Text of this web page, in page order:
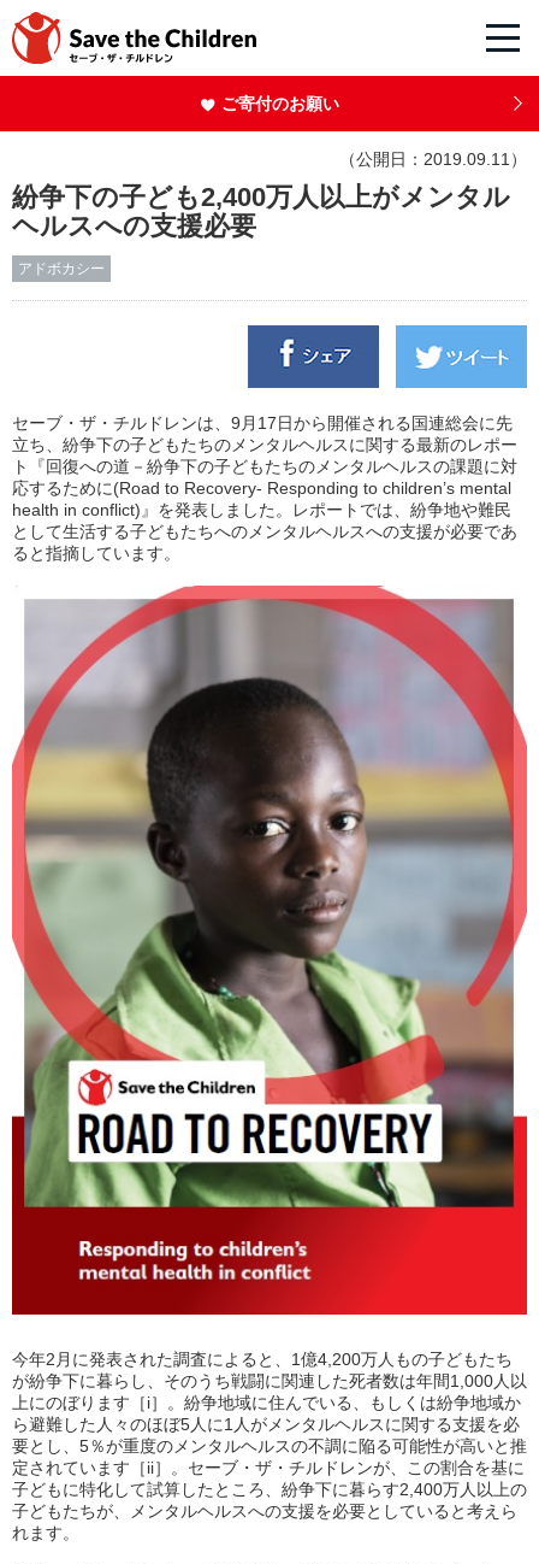
ご寄付のお願い
（公開日：2019.09.11）
紛争下の子ども2,400万人以上がメンタル
ヘルスへの支援必要
アドボカシー
セーブ・ザ・チルドレンは、9月17日から開催される国連総会に先
立ち、紛争下の子どもたちのメンタルヘルスに関する最新のレポー
ト『回復への道－紛争下の子どもたちのメンタルヘルスの課題に対
応するために(Road to Recovery- Responding to children’s mental
health in conflict)』を発表しました。レポートでは、紛争地や難民
として生活する子どもたちへのメンタルヘルスへの支援が必要であ
ると指摘しています。
今年2月に発表された調査によると、1億4,200万人もの子どもたち
が紛争下に暮らし、そのうち戦闘に関連した死者数は年間1,000人以
上にのぼります［i］。紛争地域に住んでいる、もしくは紛争地域か
ら避難した人々のほぼ5人に1人がメンタルヘルスに関する支援を必
要とし、5％が重度のメンタルヘルスの不調に陥る可能性が高いと推
定されています［ii］。セーブ・ザ・チルドレンが、この割合を基に
子どもに特化して試算したところ、紛争下に暮らす2,400万人以上の
子どもたちが、メンタルヘルスへの支援を必要としていると考えら
れます。